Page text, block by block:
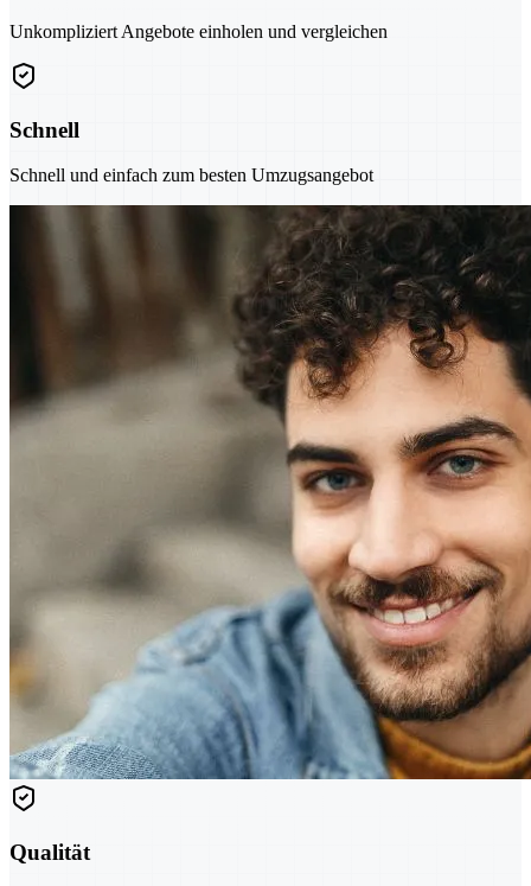
Unkompliziert Angebote einholen und vergleichen
Schnell
Schnell und einfach zum besten Umzugsangebot
Qualität